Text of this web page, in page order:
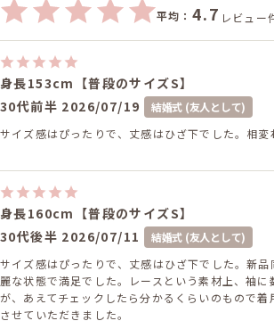
平均： 4.7 レビュー
身長153cm【普段のサイズS】
30代前半 2026/07/19
結婚式 (友人として)
サイズ感はぴったりで、丈感はひざ下でした。相変
身長160cm【普段のサイズS】
30代後半 2026/07/11
結婚式 (友人として)
サイズ感はぴったりで、丈感はひざ下でした。新
麗な状態で満足でした。レースという素材上、袖
が、あえてチェックしたら分かるくらいのもので着
させていただきました。